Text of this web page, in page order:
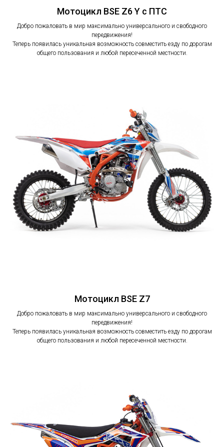
Мотоцикл BSE Z6 Y с ПТС
Добро пожаловать в мир максимально универсального и свободного
передвижения!
Теперь появилась уникальная возможность совместить езду по дорогам
общего пользования и любой пересеченной местности.
Мотоцикл BSE Z7
Добро пожаловать в мир максимально универсального и свободного
передвижения!
Теперь появилась уникальная возможность совместить езду по дорогам
общего пользования и любой пересеченной местности.